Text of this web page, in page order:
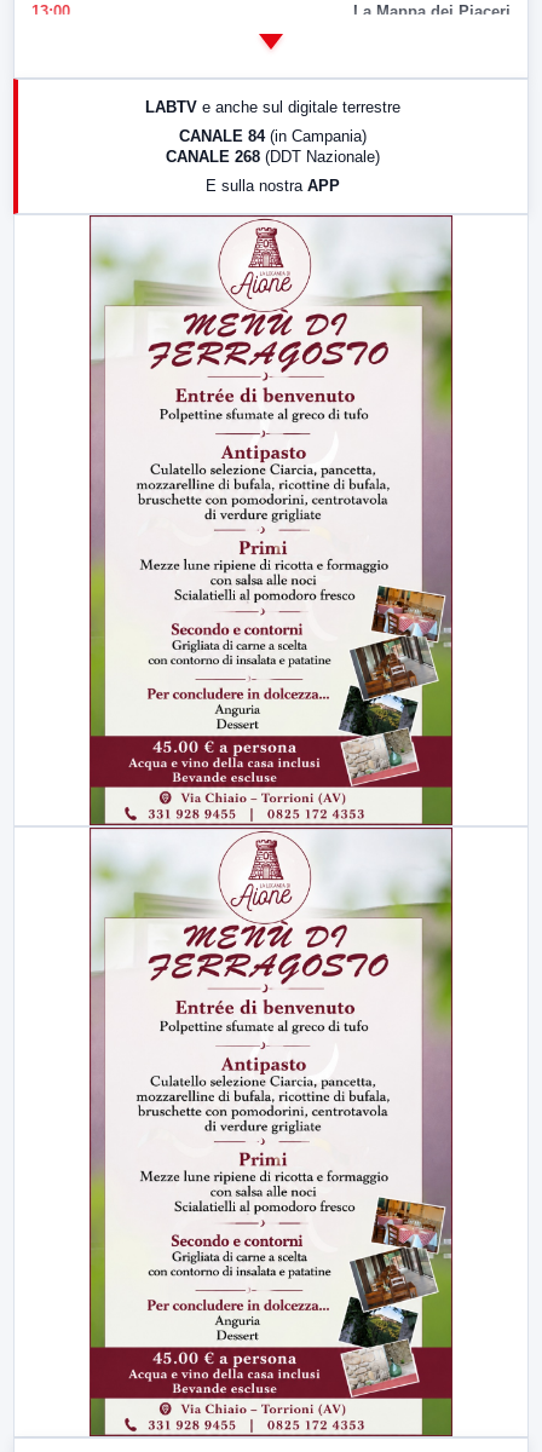
13:00 La Mappa dei Piaceri
LABTV e anche sul digitale terrestre
CANALE 84 (in Campania)
CANALE 268 (DDT Nazionale)
E sulla nostra APP